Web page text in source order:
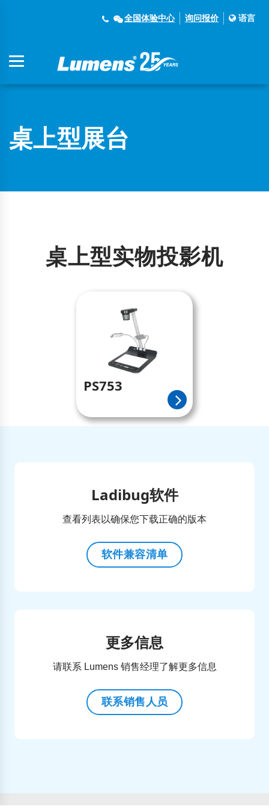
全国体验中心 询问报价 语言
桌上型展台
桌上型实物投影机
PS753
Ladibug软件
查看列表以确保您下载正确的版本
软件兼容清单
更多信息
请联系 Lumens 销售经理了解更多信息
联系销售人员